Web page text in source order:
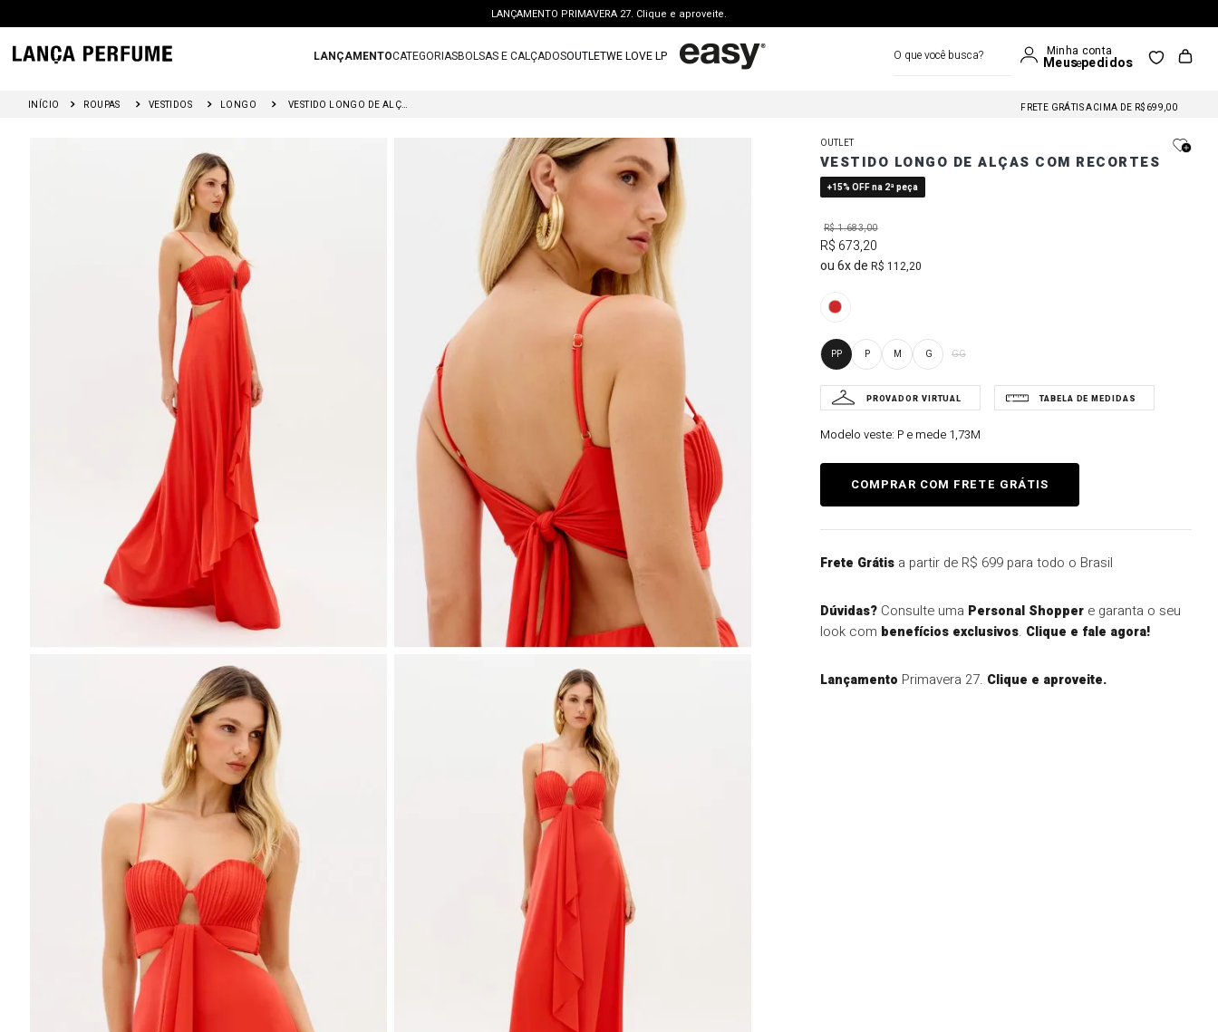
LANÇAMENTO PRIMAVERA 27. Clique e aproveite.
PERSONAL SHOPPER | garanta benefícios exclusivos. CONSULTAR >
FRETE GRÁTIS | a partir de R$ 699. APROVEITAR >
LANÇAMENTOCATEGORIASBOLSAS E CALÇADOSOUTLETWE LOVE LP
ROUPAS VESTIDOS LONGO VESTIDO LONGO DE ALÇAS COM RECORTES
FRETE GRÁTIS ACIMA DE R$699,00
FRETE GRÁTIS NAS COMPRAS A PARTIR DE R$699
FRETE GRÁTIS ACIMA DE R$699,00
OUTLET
VESTIDO LONGO DE ALÇAS COM RECORTES
+15% OFF na 2ª peça
R$1.683,00
R$ 673,20
6
R$ 112,20
PP P M G GG
Modelo veste: P e mede 1,73M
Frete Grátisa partir de R$ 699 para todo o Brasil
Dúvidas?Consulte uma Personal Shoppere garanta o seu
look com benefícios exclusivos. Clique e fale agora!
Lançamento Primavera 27. Clique e aproveite.
bolsa
3º
calca jeans
4 º
blusa
5º
calca
6º
vestido curto
7